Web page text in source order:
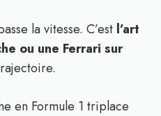
la vitesse. C’est l’art
ou une Ferrari sur
en Formule 1 triplace